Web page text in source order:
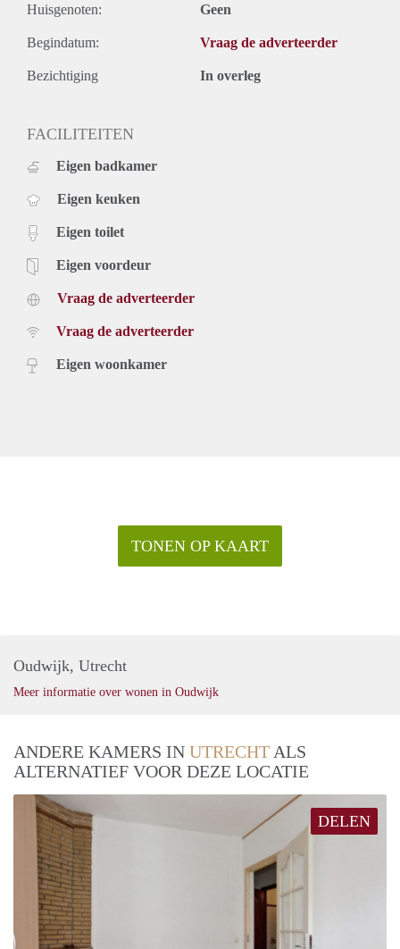
Huisgenoten: Geen
Begindatum: Vraag de adverteerder
Bezichtiging In overleg
FACILITEITEN
Eigen badkamer
Eigen keuken
Eigen toilet
Eigen voordeur
Vraag de adverteerder
Vraag de adverteerder
Eigen woonkamer
TONEN OP KAART
Oudwijk, Utrecht
Meer informatie over wonen in Oudwijk
ANDERE KAMERS IN UTRECHT ALS
ALTERNATIEF VOOR DEZE LOCATIE
DELEN